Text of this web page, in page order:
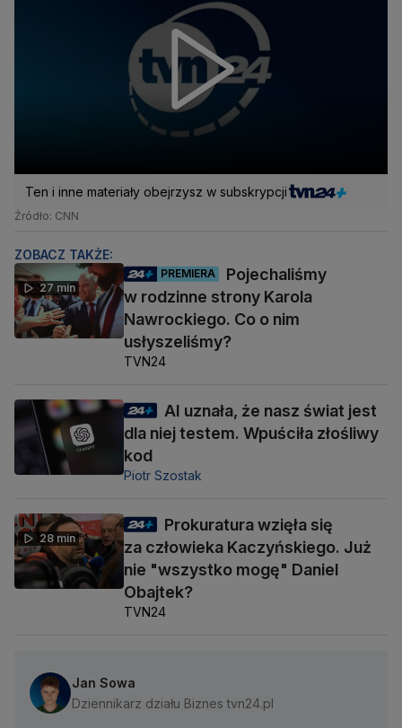
Ten i inne materiały obejrzysz w subskrypcji
Źródło: CNN
ZOBACZ TAKŻE:
27 min
PREMIERA
Pojechaliśmy
w rodzinne strony Karola
Nawrockiego. Co o nim
usłyszeliśmy?
TVN24
AI uznała, że nasz świat jest
dla niej testem. Wpuściła złośliwy
kod
Piotr Szostak
28 min
Prokuratura wzięła się
za człowieka Kaczyńskiego. Już
nie "wszystko mogę" Daniel
Obajtek?
TVN24
Jan Sowa
Dziennikarz działu Biznes tvn24.pl